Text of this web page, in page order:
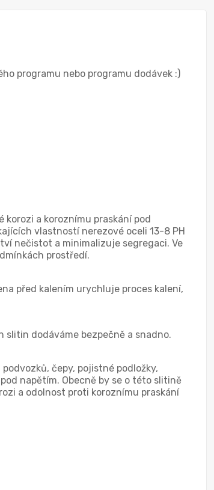
programu nebo programu dodávek :)
a koroznímu praskání pod
vlastností nerezové oceli 13-8 PH
nečistot a minimalizuje segregaci. Ve
prostředí.
před kalením urychluje proces kalení,
slitin dodáváme bezpečně a snadno.
čepy, pojistné podložky,
napětím. Obecně by se o této slitině
a odolnost proti koroznímu praskání